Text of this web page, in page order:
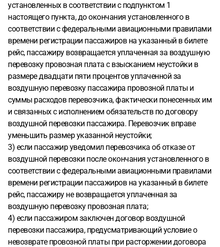
установленных в соответствии с подпунктом 1
настоящего пункта, до окончания установленного в
соответствии с федеральными авиационными правилами
времени регистрации пассажиров на указанный в билете
рейс, пассажиру возвращается уплаченная за воздушную
перевозку провозная плата с взысканием неустойки в
размере двадцати пяти процентов уплаченной за
воздушную перевозку пассажира провозной платы и
суммы расходов перевозчика, фактически понесенных им
и связанных с исполнением обязательств по договору
воздушной перевозки пассажира. Перевозчик вправе
уменьшить размер указанной неустойки;
3) если пассажир уведомил перевозчика об отказе от
воздушной перевозки после окончания установленного в
соответствии с федеральными авиационными правилами
времени регистрации пассажиров на указанный в билете
рейс, пассажиру не возвращается уплаченная за
воздушную перевозку провозная плата;
4) если пассажиром заключен договор воздушной
перевозки пассажира, предусматривающий условие о
невозврате провозной платы при расторжении договора